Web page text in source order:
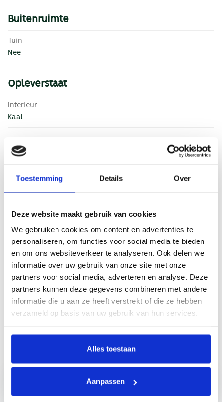
Toestemming Details Over
Deze website maakt gebruik van cookies
We gebruiken cookies om content en advertenties te
personaliseren, om functies voor social media te bieden
en om ons websiteverkeer te analyseren. Ook delen we
informatie over uw gebruik van onze site met onze
partners voor social media, adverteren en analyse. Deze
partners kunnen deze gegevens combineren met andere
informatie die u aan ze heeft verstrekt of die ze hebben
verzameld op basis van uw gebruik van hun services.
Alles toestaan
Aanpassen
Buitenruimte
Tuin
Nee
Opleverstaat
Interieur
Kaal
Bouw
Nieuwbouw
Huurvoorwaarden
Minimale huurperiode
12 maanden
Geschikt om te delen
Nee
Huisdieren toegestaan
Nee